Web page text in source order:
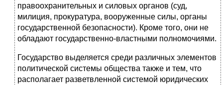
правоохранительных и силовых органов (суд,
милиция, прокуратура, вооруженные силы, органы
государственной безопасности). Кроме того, они не
обладают государственно-властными полномочиями.
Государство выделяется среди различных элементов
политической системы общества также и тем, что
располагает разветвленной системой юридических